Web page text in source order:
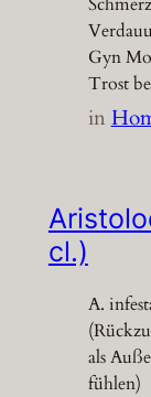
Gyn
Trost
in
cl.)
A.
als
fühlen)